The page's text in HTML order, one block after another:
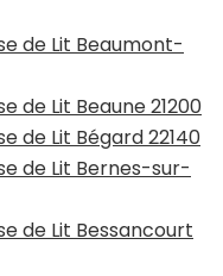
de Lit Beaumont-
de Lit Beaune 21200
de Lit Bégard 22140
de Lit Bernes-sur-
de Lit Bessancourt